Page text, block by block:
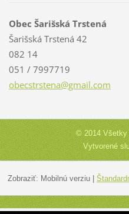
Obec Šarišská Trstená
Šarišská Trstená 42
082 14
051 / 7997719
obecstrstena@gmail.com
© 2014 Všetky
Vytvorené
Zobraziť: Mobilnú verziu|